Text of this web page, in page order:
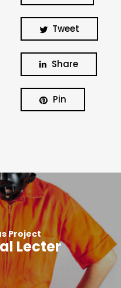
Tweet
Share
Pin
Project
Lecter